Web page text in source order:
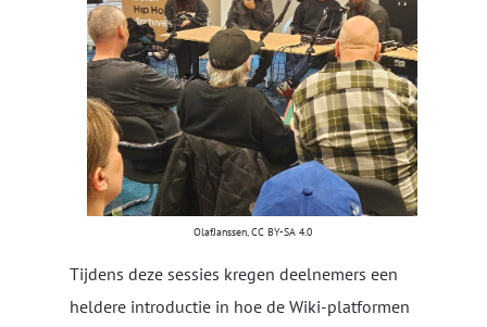
OlafJanssen, CC BY-SA 4.0
Tijdens deze sessies kregen deelnemers een
heldere introductie in hoe de Wiki-platformen